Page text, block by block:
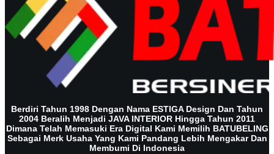
Berdiri Tahun 1998 Dengan Nama ESTIGA Design Dan Tahun
2004 Beralih Menjadi JAVA INTERIOR Hingga Tahun 2011
Dimana Telah Memasuki Era Digital Kami Memilih BATUBELING
Sebagai Merk Usaha Yang Kami Pandang Lebih Mengakar Dan
Membumi Di Indonesia